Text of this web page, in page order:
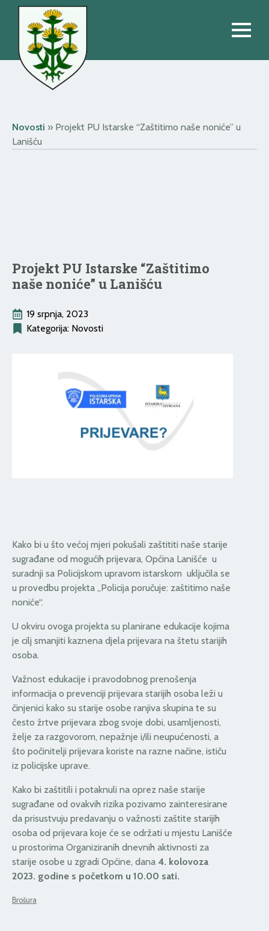
Novosti » Projekt PU Istarske “Zaštitimo naše noniće” u
Lanišću
Projekt PU Istarske “Zaštitimo
naše noniće” u Lanišću
19 srpnja, 2023
Kategorija: Novosti
Kako bi u što većoj mjeri pokušali zaštititi naše starije
sugrađane od mogućih prijevara, Općina Lanišće u
suradnji sa Policijskom upravom istarskom uključila se
u provedbu projekta „Policija poručuje: zaštitimo naše
noniće“.
U okviru ovoga projekta su planirane edukacije kojima
je cilj smanjiti kaznena djela prijevara na štetu starijih
osoba.
Važnost edukacije i pravodobnog prenošenja
informacija o prevenciji prijevara starijih osoba leži u
činjenici kako su starije osobe ranjiva skupina te su
često žrtve prijevara zbog svoje dobi, usamljenosti,
želje za razgovorom, nepažnje i/ili neupućenosti, a
što počinitelji prijevara koriste na razne načine, ističu
iz policijske uprave.
Kako bi zaštitili i potaknuli na oprez naše starije
sugrađane od ovakvih rizika pozivamo zainteresirane
da prisustvuju predavanju o važnosti zaštite starijih
osoba od prijevara koje će se održati u mjestu Lanišće
u prostorima Organiziranih dnevnih aktivnosti za
starije osobe u zgradi Općine, dana 4. kolovoza
2023. godine s početkom u 10.00 sati.
Brošura